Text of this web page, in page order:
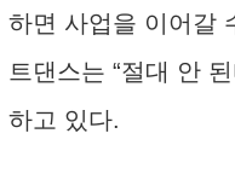
하면 사업을 이어갈
트댄스는 “절대 안
하고 있다.